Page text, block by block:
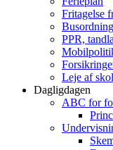
Fritagelse
Busordning
PPR,
Leje af
Dagligdagen
ABC for